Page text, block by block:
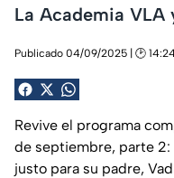
La Academia VLA
Publicado 04/09/2025 | 🕑
Revive el programa
de septiembre, parte 2:
justo para su padre,